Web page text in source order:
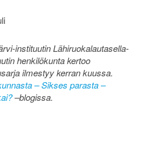
instituutin Lähiruokalautasella-
henkilökunta kertoo
ilmestyy kerran kuussa.
– Sikses parasta –
–blogissa.